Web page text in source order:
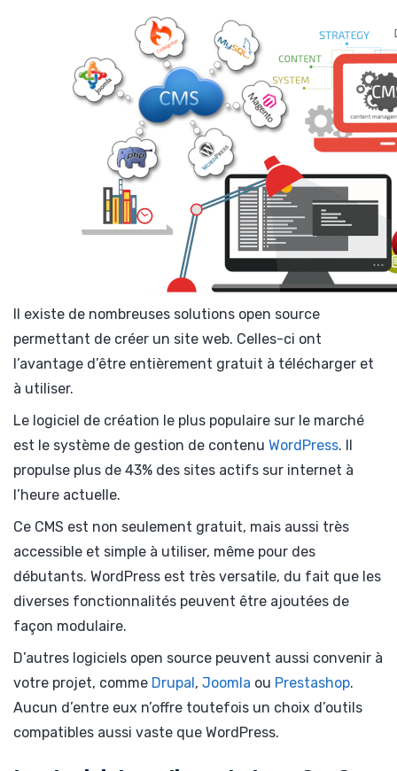
Il existe de nombreuses solutions open source
permettant de créer un site web. Celles-ci ont
l’avantage d’être entièrement gratuit à télécharger et
à utiliser.
Le logiciel de création le plus populaire sur le marché
est le système de gestion de contenu WordPress. Il
propulse plus de 43% des sites actifs sur internet à
l’heure actuelle.
Ce CMS est non seulement gratuit, mais aussi très
accessible et simple à utiliser, même pour des
débutants. WordPress est très versatile, du fait que les
diverses fonctionnalités peuvent être ajoutées de
façon modulaire.
D’autres logiciels open source peuvent aussi convenir à
votre projet, comme Drupal, Joomla ou Prestashop.
Aucun d’entre eux n’offre toutefois un choix d’outils
compatibles aussi vaste que WordPress.